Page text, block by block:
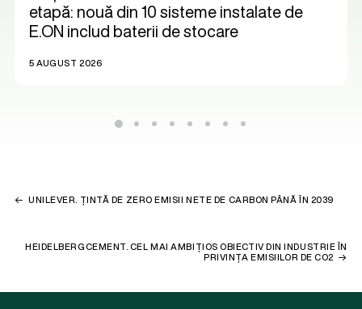
etapă: nouă din 10 sisteme instalate de
E.ON includ baterii de stocare
5 AUGUST 2026
UNILEVER. ȚINTĂ DE ZERO EMISII NETE DE CARBON PÂNĂ ÎN 2039
HEIDELBERGCEMENT. CEL MAI AMBIȚIOS OBIECTIV DIN INDUSTRIE ÎN
PRIVINȚA EMISIILOR DE CO2